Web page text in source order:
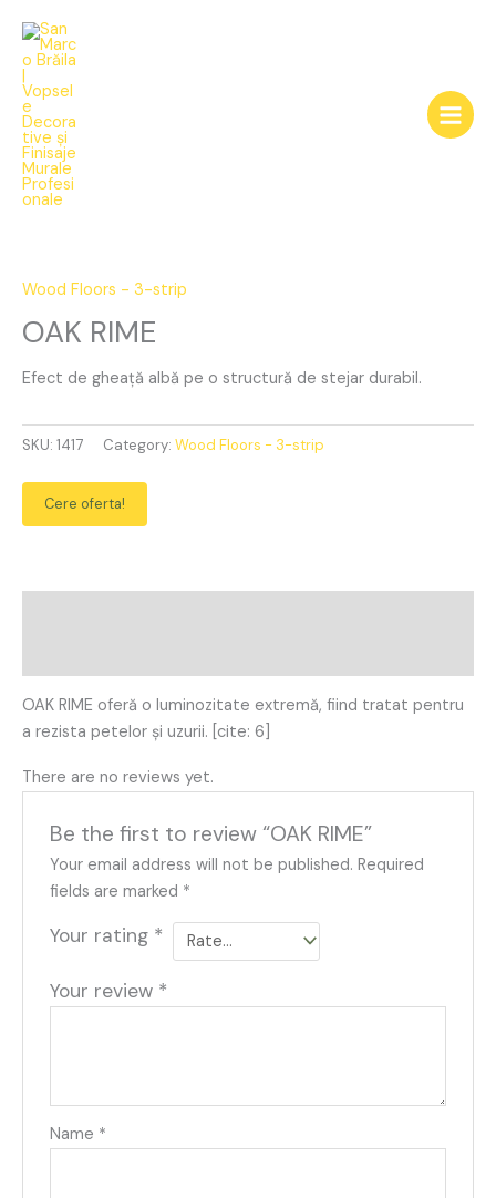
content
Wood Floors - 3-strip
OAK RIME
Efect de gheață albă pe o structură de stejar durabil.
quantity
SKU: 1417 Category: Wood Floors - 3-strip
Cere oferta!
OAK RIME oferă o luminozitate extremă, fiind tratat pentru
a rezista petelor și uzurii. [cite: 6]
There are no reviews yet.
Be the first to review “OAK RIME”
Your email address will not be published. Required
fields are marked *
Your rating *
Your review *
Name *